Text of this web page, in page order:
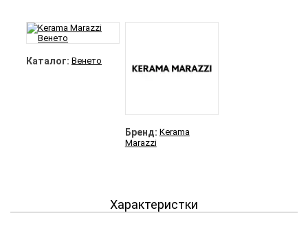
Каталог: Венето
Бренд: Kerama
Marazzi
Характеристки